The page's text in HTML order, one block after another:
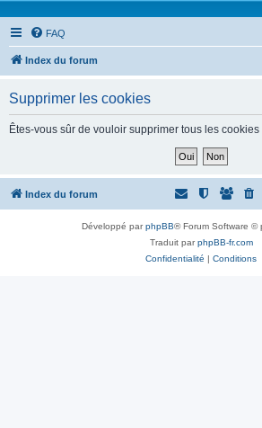
FAQ
Index du forum
Supprimer les cookies
Êtes-vous sûr de vouloir supprimer tous les
Index du forum
Développé parphpBB® Forum Software ©
Traduit parphpBB-fr.com
Confidentialité | Conditions